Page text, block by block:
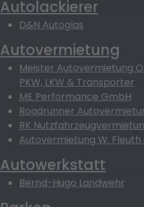
Autolackierer
D&N Autoglas
Autovermietung
Meister Autovermietung
PKW, LKW & Transporter
ME Performance GmbH
Roadrunner
RK
Autovermietung W. Fleuth
Autowerkstatt
Bernd-Hugo Landwehr